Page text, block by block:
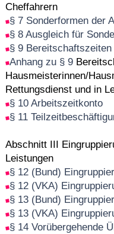
Cheffahrern
§ 7 Sonderformen der
§ 8 Ausgleich für
§ 9 Bereitschaftszeiten
Anhang zu § 9
Hausmeisterinnen/
Rettungsdienst und in
§ 10 Arbeitszeitkonto
§ 11
Abschnitt III
Leistungen
§ 12 (Bund)
§ 12 (VKA)
§ 13 (Bund)
§ 13 (VKA)
§ 14 Vorübergehende